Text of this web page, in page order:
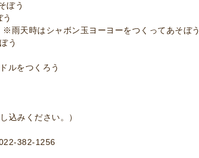
ぼう
天時はシャボン玉ヨーヨーをつくってあそぼう
う
ルをつくろう
込みください。）
382-1256